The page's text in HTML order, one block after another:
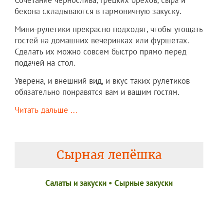
бекона складываются в гармоничную закуску.
Мини-рулетики прекрасно подходят, чтобы угощать
гостей на домашних вечеринках или фуршетах.
Сделать их можно совсем быстро прямо перед
подачей на стол.
Уверена, и внешний вид, и вкус таких рулетиков
обязательно понравятся вам и вашим гостям.
Читать дальше ...
Сырная лепёшка
Салаты и закуски • Сырные закуски